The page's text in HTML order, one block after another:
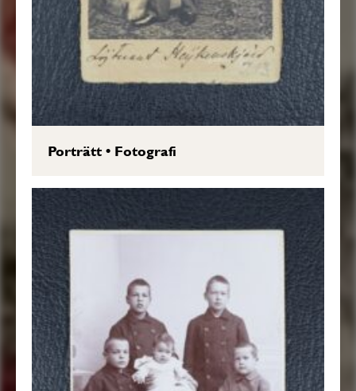
Porträtt• Fotografi